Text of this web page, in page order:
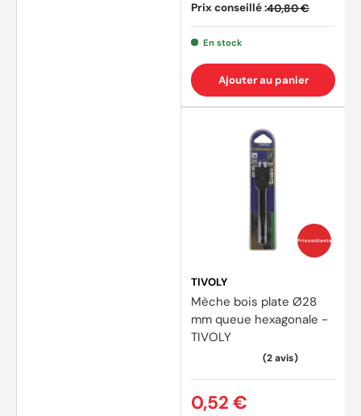
Prix conseillé :40,80 €
En stock
Ajouter au panier
Prix coûtants
TIVOLY
Mèche bois plate Ø28
mm queue hexagonale -
TIVOLY
0,52 €